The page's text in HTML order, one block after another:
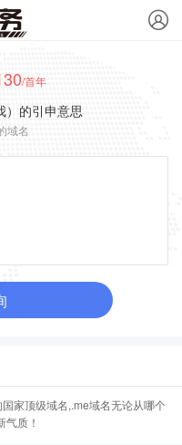
/首年
）的引申意思
域名
家顶级域名,.me域名无论从哪个
质！